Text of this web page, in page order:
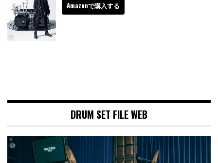
Amazonで購入する
DRUM SET FILE WEB